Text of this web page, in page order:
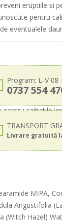
eruptiile si
pentru
eventualele
Program: L-V 08
0737 554
TRANSPORT
Livrare gratuită
calitatile
Clatiti cu apa
MIPA,
Angustifolia
(Witch Hazel)